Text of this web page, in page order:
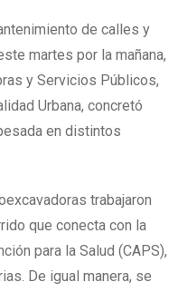
de calles y
martes por la mañana,
y Servicios Públicos,
Urbana, concretó
en distintos
trabajaron
que conecta con la
para la Salud (CAPS),
De igual manera, se